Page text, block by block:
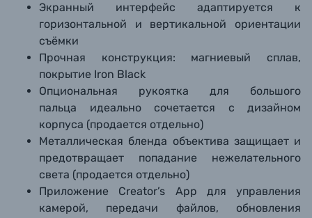
Экранный интерфейс адаптируется к
горизонтальной и вертикальной ориентации
съёмки
Прочная конструкция: магниевый сплав,
покрытие Iron Black
Опциональная рукоятка для большого
пальца идеально сочетается с дизайном
корпуса (продается отдельно)
Металлическая бленда объектива защищает и
предотвращает попадание нежелательного
света (продается отдельно)
Приложение Creator’s App для управления
камерой, передачи файлов, обновления